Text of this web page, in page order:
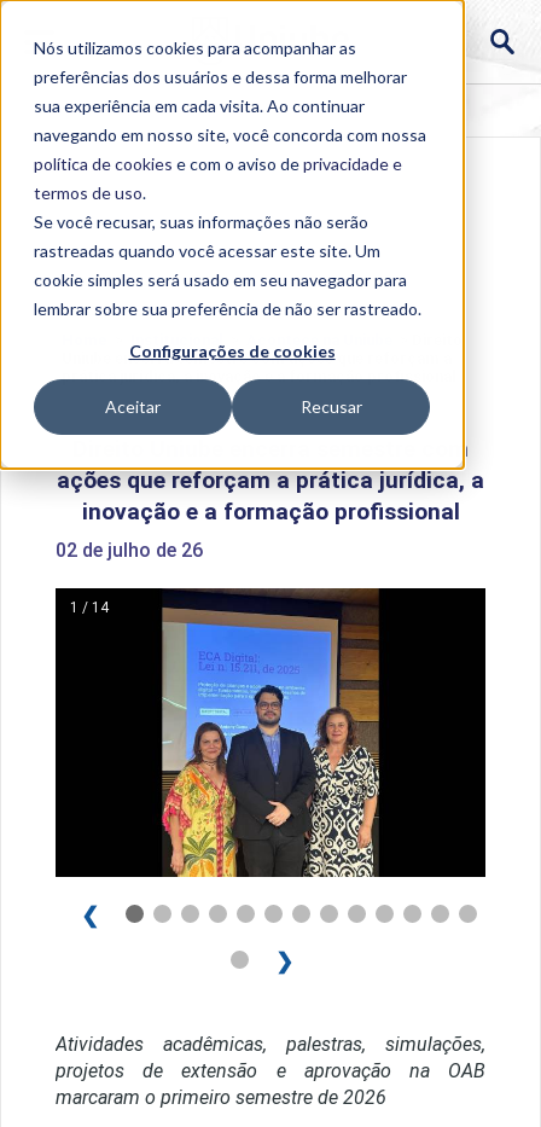
Nós utilizamos cookies para acompanhar as
preferências dos usuários e dessa forma melhorar
sua experiência em cada visita. Ao continuar
navegando em nosso site, você concorda com nossa
política de cookies e com o aviso deprivacidade e
termos de uso.
Se você recusar, suas informações não serão
rastreadas quando você acessar este site. Um
cookie simples será usado em seu navegador para
lembrar sobre sua preferência de não ser rastreado.
Configurações de cookies
Aceitar Recusar
Uniube encerra semestre com ações que reforçam a
prática jurídica, a inovação e a formação profissional
Direito Uniube encerra semestre com
ações que reforçam a prática jurídica, a
inovação e a formação profissional
02 de julho de 26
1 / 14
❮
❯
Atividades acadêmicas, palestras, simulações,
projetos de extensão e aprovação na OAB
marcaram o primeiro semestre de 2026